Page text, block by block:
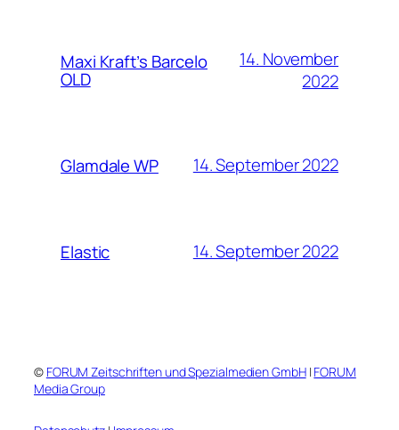
Maxi Kraft’s Barcelo
OLD
14. November
2022
Glamdale WP 14. September 2022
Elastic 14. September 2022
© FORUM Zeitschriften und Spezialmedien GmbH| FORUM
Media Group